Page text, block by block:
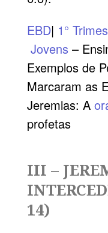
EBD| 1°
Jovens –
Exemplos de
Marcaram as
Jeremias: A
profetas
III –
14)